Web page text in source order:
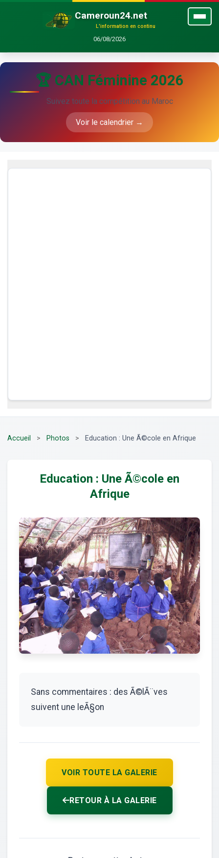
Cameroun24.net
L'information en continu
06/08/2026
🏆 CAN Féminine 2026
Suivez toute la compétition au Maroc
Voir le calendrier →
Accueil > Photos > Education : Une Ã©cole en Afrique
Education : Une Ã©cole en
Afrique
Sans commentaires : des Ã©lÃ¨ves
suivent une leÃ§on
VOIR TOUTE LA GALERIE
RETOUR À LA GALERIE